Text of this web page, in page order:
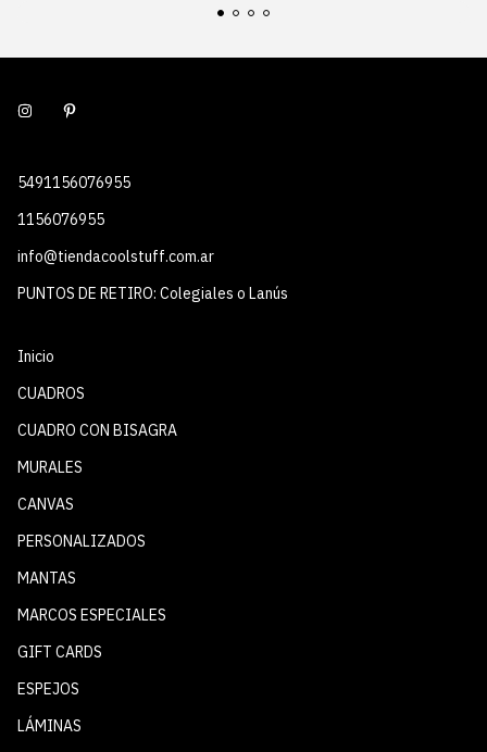
5491156076955
1156076955
info@tiendacoolstuff.com.ar
PUNTOS DE RETIRO: Colegiales o Lanús
Inicio
CUADROS
CUADRO CON BISAGRA
MURALES
CANVAS
PERSONALIZADOS
MANTAS
MARCOS ESPECIALES
GIFT CARDS
ESPEJOS
LÁMINAS